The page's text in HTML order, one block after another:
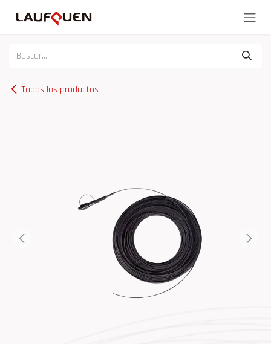
Todos los productos